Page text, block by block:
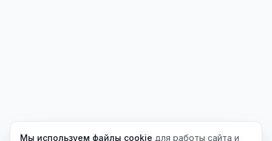
Мы используем файлы cookie для работы сайта и